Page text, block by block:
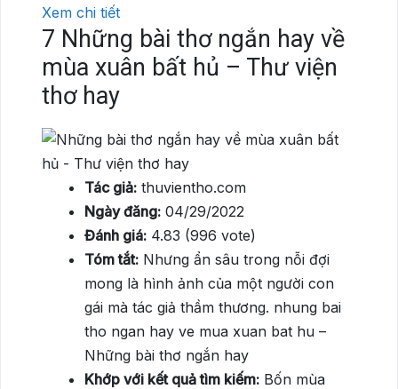
Xem chi tiết
7 Những bài thơ ngắn hay về
mùa xuân bất hủ – Thư viện
thơ hay
Tác giả: thuvientho.com
Ngày đăng: 04/29/2022
Đánh giá: 4.83 (996 vote)
Tóm tắt: Nhưng ẩn sâu trong nỗi đợi
mong là hình ảnh của một người con
gái mà tác giả thầm thương. nhung bai
tho ngan hay ve mua xuan bat hu –
Những bài thơ ngắn hay
Khớp với kết quả tìm kiếm: Bốn mùa